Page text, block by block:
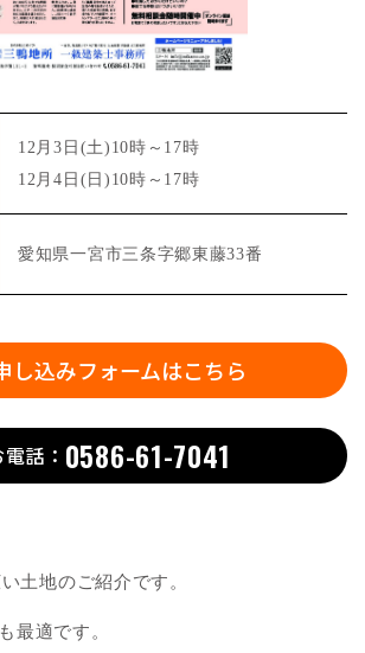
12月3日(土)10時～17時
12月4日(日)10時～17時
愛知県一宮市三条字郷東藤33番
し込みフォームはこちら
話： 0586-61-7041
土地のご紹介です。
最適です。